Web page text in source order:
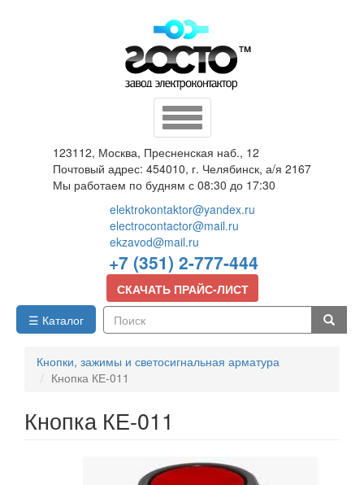
Toggle
navigation
123112, Москва, Пресненская наб., 12
Почтовый адрес: 454010, г. Челябинск, а/я 2167
Мы работаем по будням с 08:30 до 17:30
elektrokontaktor@yandex.ru
electrocontactor@mail.ru
ekzavod@mail.ru
+7 (351) 2-777-444
СКАЧАТЬ ПРАЙС-ЛИСТ
☰ Каталог
Кнопки, зажимы и светосигнальная арматура
Кнопка КЕ-011
Кнопка КЕ-011